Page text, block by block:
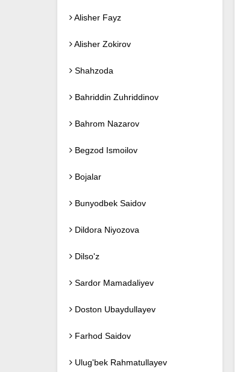
Alisher Fayz
Alisher Zokirov
Shahzoda
Bahriddin Zuhriddinov
Bahrom Nazarov
Begzod Ismoilov
Bojalar
Bunyodbek Saidov
Dildora Niyozova
Dilso'z
Sardor Mamadaliyev
Doston Ubaydullayev
Farhod Saidov
Ulug'bek Rahmatullayev